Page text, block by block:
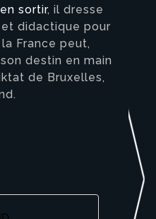
sortir, il dresse
didactique pour
France peut,
destin en main
de Bruxelles,